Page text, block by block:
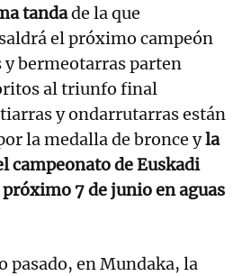
tandade la que
el próximo campeón
y bermeotarras parten
al triunfo final
y ondarrutarras están
la medalla de bronce yla
campeonato de Euskadi
7 de junio en aguas
pasado, en Mundaka, la